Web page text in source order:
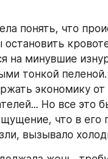
понять, что
на минувшие
тонкой
экономику
Но все это
что в его
вызывало